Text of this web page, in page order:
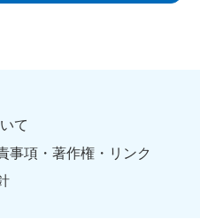
て
事項・著作権・リンク